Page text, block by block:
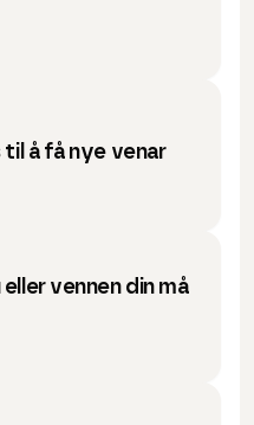
til å få nye venar
eller vennen din må